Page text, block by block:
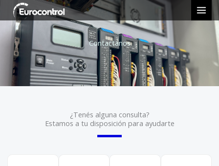
al
contenido
Contactanos
¿Tenés alguna consulta?
Estamos a tu disposición para ayudarte